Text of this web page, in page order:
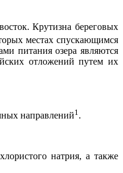
Крутизна береговых
местах спускающимся
питания озера являются
отложений путем их
направлений1 .
натрия, а также